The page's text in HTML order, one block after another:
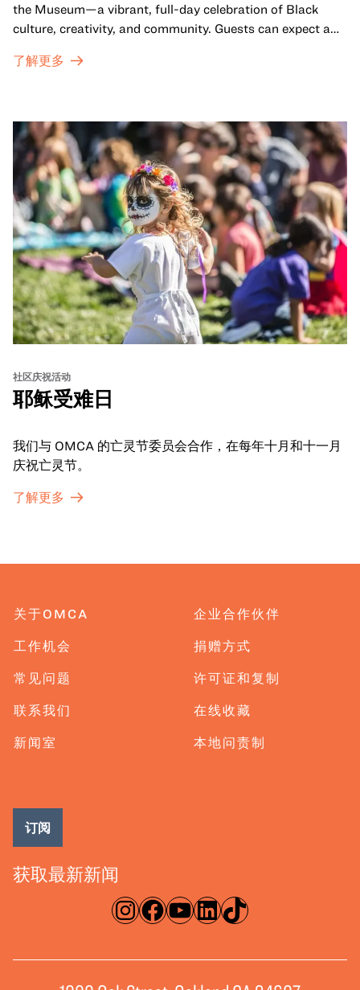
the Museum—a vibrant, full-day celebration of Black
culture, creativity, and community. Guests can expect a
sets from boundary-pushing artists, delicious offerings
move, make, and connect in celebration of Black culture.
了解更多
社区庆祝活动
耶稣受难日
我们与 OMCA 的亡灵节委员会合作，在每年十月和十一月
庆祝亡灵节。
了解更多
关于OMCA
工作机会
常见问题
联系我们
新闻室
企业合作伙伴
捐赠方式
许可证和复制
在线收藏
本地问责制
淘宝网脸书录像带ǞǞǞTikTok
获取最新新闻
订阅